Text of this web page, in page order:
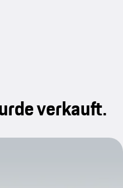
verkauft.